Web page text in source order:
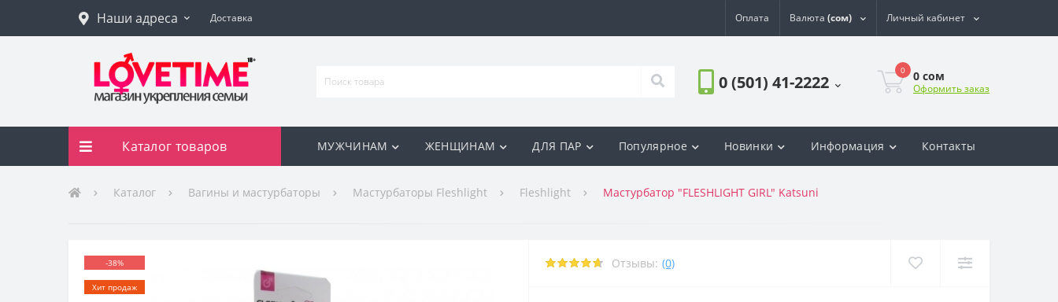
Наши адреса Доставка Оплата Валюта (сом) Личный кабинет
0 (501) 41-2222
0 0 сом
Оформить заказ
Каталог товаров МУЖЧИНАМ ЖЕНЩИНАМ ДЛЯ ПАР Популярное Новинки Информация Контакты
Каталог Вагины и мастурбаторы Мастурбаторы Fleshlight Fleshlight Мастурбатор "FLESHLIGHT GIRL" Katsuni
-38%
Хит продаж
Отзывы: (0)